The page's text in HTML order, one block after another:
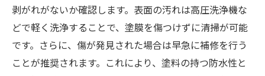
剥がれがないか確認します。表面の汚れは高圧洗浄機な
どで軽く洗浄することで、塗膜を傷つけずに清掃が可能
です。さらに、傷が発見された場合は早急に補修を行う
ことが推奨されます。これにより、塗料の持つ防水性と